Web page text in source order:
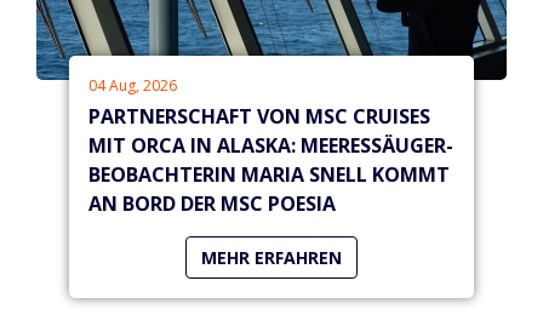
04 Aug, 2026
PARTNERSCHAFT VON MSC CRUISES
MIT ORCA IN ALASKA: MEERESSÄUGER-
BEOBACHTERIN MARIA SNELL KOMMT
AN BORD DER MSC POESIA
MEHR ERFAHREN